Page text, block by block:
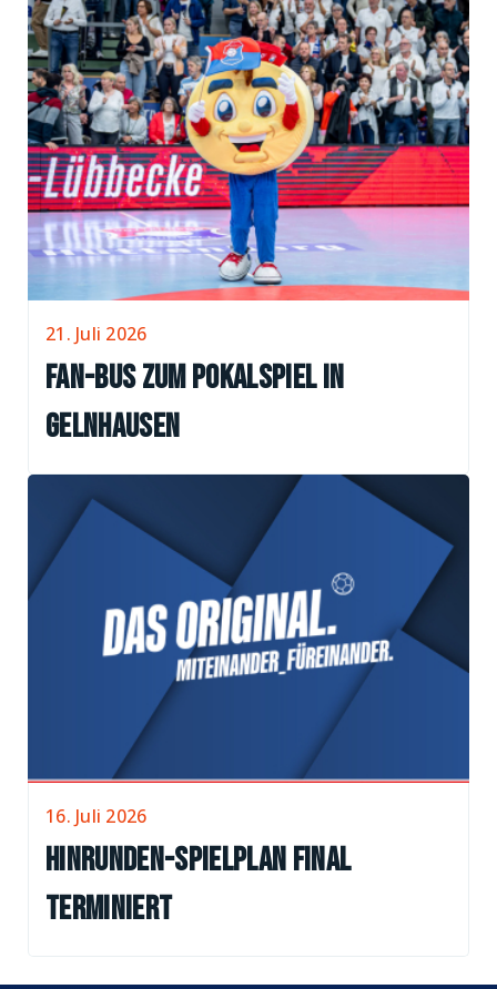
Fan-Bus zum Pokalspiel in
Gelnhausen
21. Juli 2026
Hinrunden-Spielplan final
terminiert
16. Juli 2026